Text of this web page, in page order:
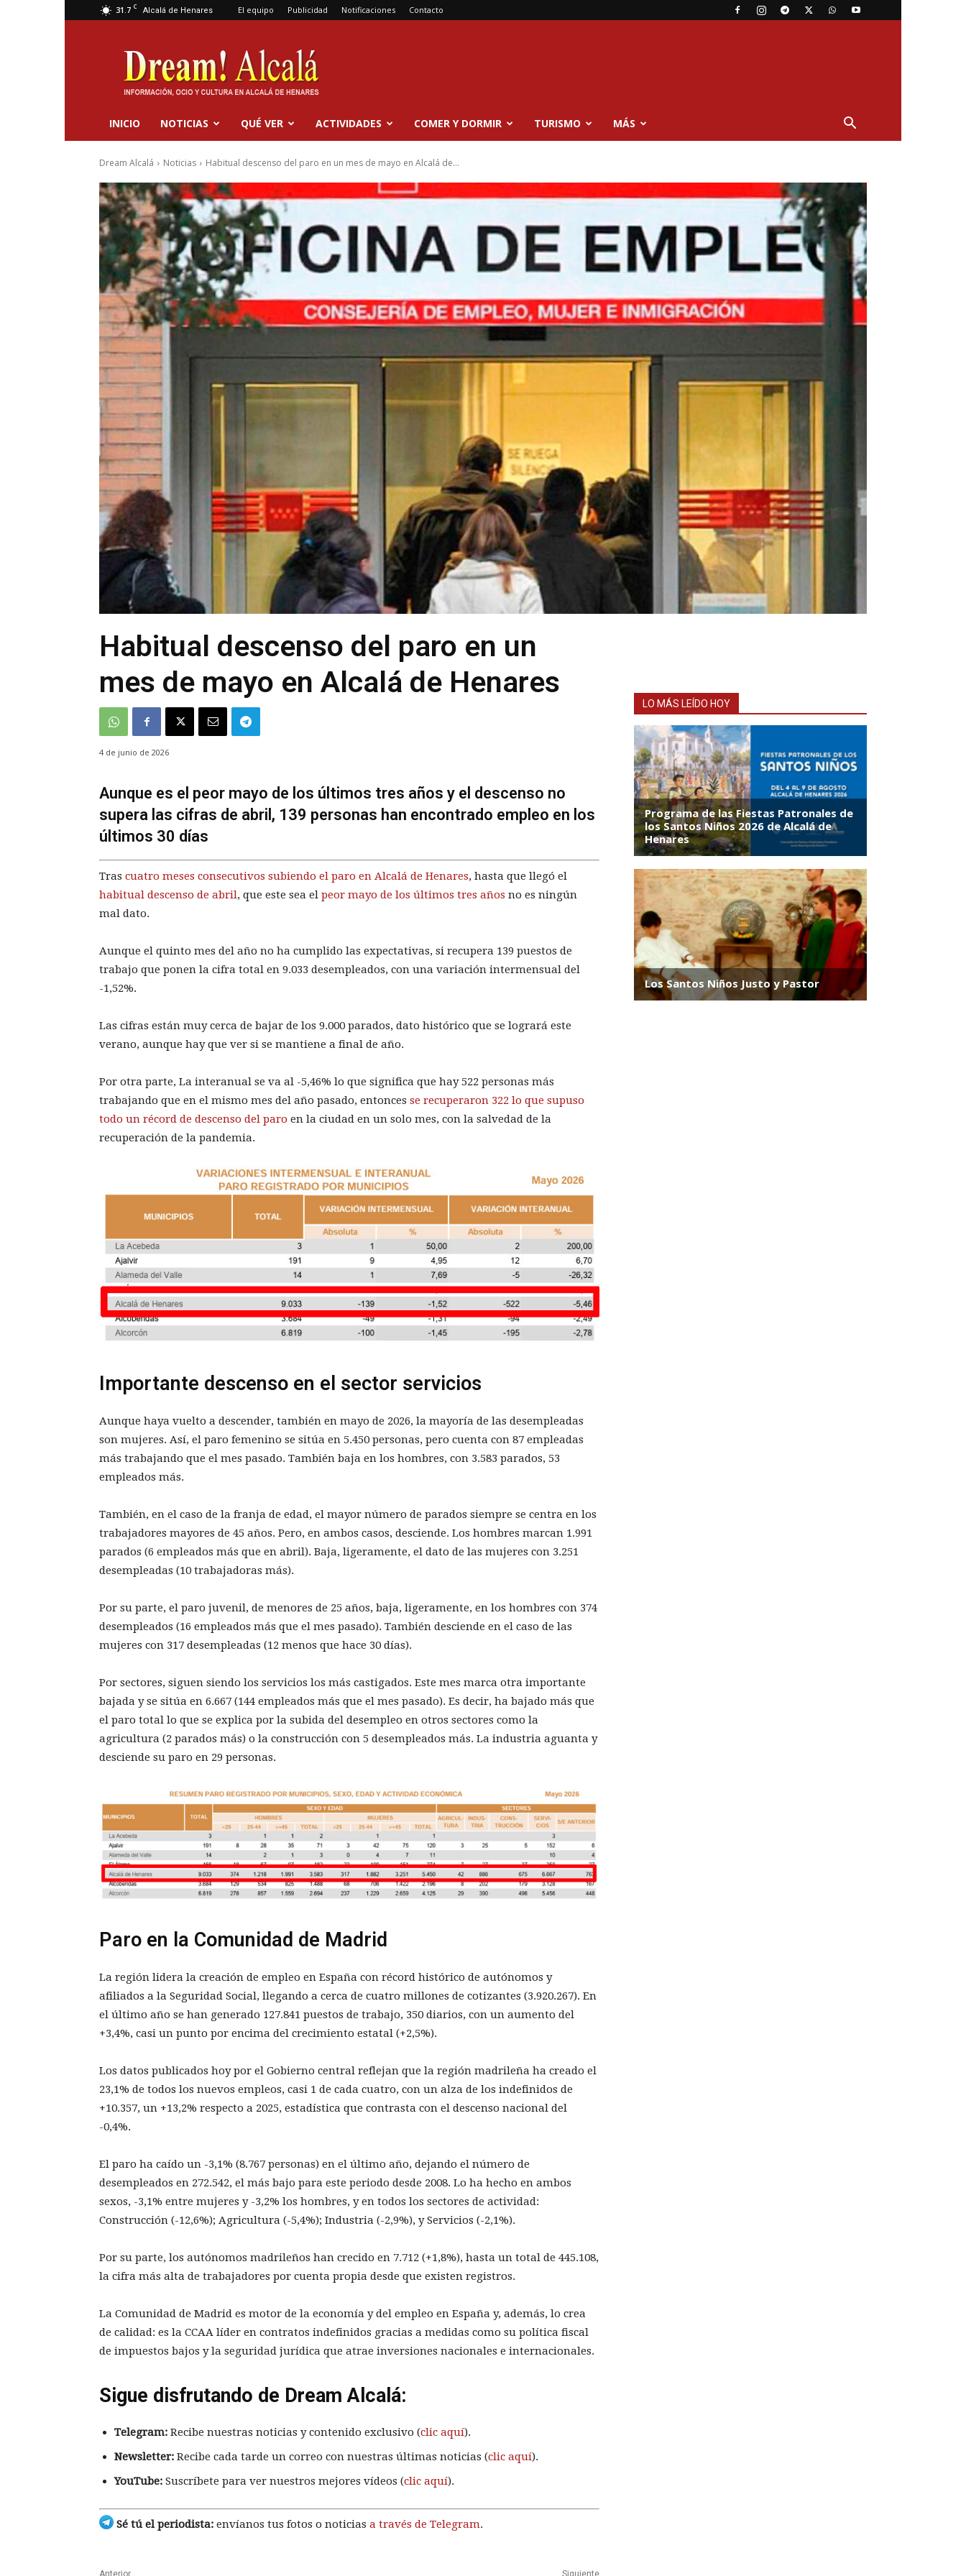
31.7 C Alcalá de Henares El equipo Publicidad Notificaciones Contacto
Dream
Alcalá
INICIO NOTICIAS QUÉ VER ACTIVIDADES COMER Y DORMIR TURISMO MÁS
Dream Alcalá Noticias Habitual descenso del paro en un mes de mayo en Alcalá de...
Habitual descenso del paro en un
mes de mayo en Alcalá de Henares
4 de junio de 2026
Aunque es el peor mayo de los últimos tres años y el descenso no
supera las cifras de abril, 139 personas han encontrado empleo en los
últimos 30 días
Tras cuatro meses consecutivos subiendo el paro en Alcalá de Henares, hasta que llegó el
habitual descenso de abril, que este sea el peor mayo de los últimos tres años no es ningún
mal dato.
Aunque el quinto mes del año no ha cumplido las expectativas, si recupera 139 puestos de
trabajo que ponen la cifra total en 9.033 desempleados, con una variación intermensual del
-1,52%.
Las cifras están muy cerca de bajar de los 9.000 parados, dato histórico que se logrará este
verano, aunque hay que ver si se mantiene a final de año.
Por otra parte, La interanual se va al -5,46% lo que significa que hay 522 personas más
trabajando que en el mismo mes del año pasado, entonces se recuperaron 322 lo que supuso
todo un récord de descenso del paro en la ciudad en un solo mes, con la salvedad de la
recuperación de la pandemia.
Importante descenso en el sector servicios
Aunque haya vuelto a descender, también en mayo de 2026, la mayoría de las desempleadas
son mujeres. Así, el paro femenino se sitúa en 5.450 personas, pero cuenta con 87 empleadas
más trabajando que el mes pasado. También baja en los hombres, con 3.583 parados, 53
empleados más.
También, en el caso de la franja de edad, el mayor número de parados siempre se centra en los
trabajadores mayores de 45 años. Pero, en ambos casos, desciende. Los hombres marcan 1.991
parados (6 empleados más que en abril). Baja, ligeramente, el dato de las mujeres con 3.251
desempleadas (10 trabajadoras más).
Por su parte, el paro juvenil, de menores de 25 años, baja, ligeramente, en los hombres con 374
desempleados (16 empleados más que el mes pasado). También desciende en el caso de las
mujeres con 317 desempleadas (12 menos que hace 30 días).
Por sectores, siguen siendo los servicios los más castigados. Este mes marca otra importante
bajada y se sitúa en 6.667 (144 empleados más que el mes pasado). Es decir, ha bajado más que
el paro total lo que se explica por la subida del desempleo en otros sectores como la
agricultura (2 parados más) o la construcción con 5 desempleados más. La industria aguanta y
desciende su paro en 29 personas.
Paro en la Comunidad de Madrid
La región lidera la creación de empleo en España con récord histórico de autónomos y
afiliados a la Seguridad Social, llegando a cerca de cuatro millones de cotizantes (3.920.267). En
el último año se han generado 127.841 puestos de trabajo, 350 diarios, con un aumento del
+3,4%, casi un punto por encima del crecimiento estatal (+2,5%).
Los datos publicados hoy por el Gobierno central reflejan que la región madrileña ha creado el
23,1% de todos los nuevos empleos, casi 1 de cada cuatro, con un alza de los indefinidos de
+10.357, un +13,2% respecto a 2025, estadística que contrasta con el descenso nacional del
-0,4%.
El paro ha caído un -3,1% (8.767 personas) en el último año, dejando el número de
desempleados en 272.542, el más bajo para este periodo desde 2008. Lo ha hecho en ambos
sexos, -3,1% entre mujeres y -3,2% los hombres, y en todos los sectores de actividad:
Construcción (-12,6%); Agricultura (-5,4%); Industria (-2,9%), y Servicios (-2,1%).
Por su parte, los autónomos madrileños han crecido en 7.712 (+1,8%), hasta un total de 445.108,
la cifra más alta de trabajadores por cuenta propia desde que existen registros.
La Comunidad de Madrid es motor de la economía y del empleo en España y, además, lo crea
de calidad: es la CCAA líder en contratos indefinidos gracias a medidas como su política fiscal
de impuestos bajos y la seguridad jurídica que atrae inversiones nacionales e internacionales.
Sigue disfrutando de Dream Alcalá:
Telegram: Recibe nuestras noticias y contenido exclusivo (clic aquí).
Newsletter: Recibe cada tarde un correo con nuestras últimas noticias (clic aquí).
YouTube: Suscríbete para ver nuestros mejores vídeos (clic aquí).
Sé tú el periodista: envíanos tus fotos o noticias a través de Telegram.
Anterior Siguiente
LO MÁS LEÍDO HOY